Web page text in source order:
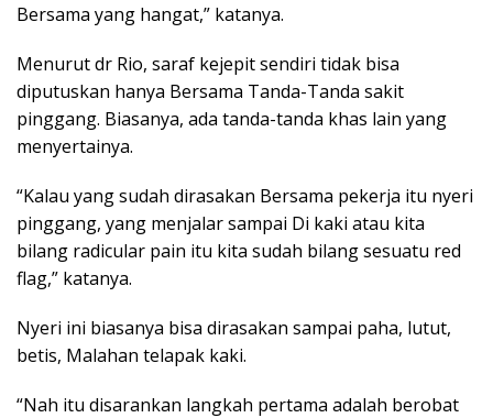
Bersama yang hangat,” katanya.
Menurut dr Rio, saraf kejepit sendiri tidak bisa
diputuskan hanya Bersama Tanda-Tanda sakit
pinggang. Biasanya, ada tanda-tanda khas lain yang
menyertainya.
“Kalau yang sudah dirasakan Bersama pekerja itu nyeri
pinggang, yang menjalar sampai Di kaki atau kita
bilang radicular pain itu kita sudah bilang sesuatu red
flag,” katanya.
Nyeri ini biasanya bisa dirasakan sampai paha, lutut,
betis, Malahan telapak kaki.
“Nah itu disarankan langkah pertama adalah berobat